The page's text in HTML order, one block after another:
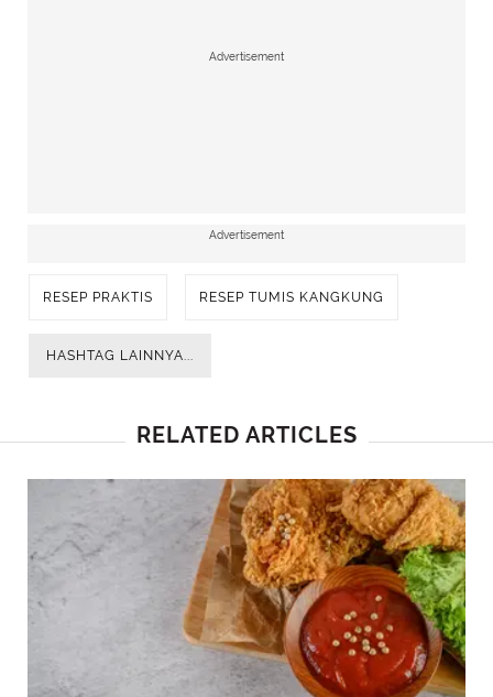
Advertisement
Advertisement
RESEP PRAKTIS RESEP TUMIS KANGKUNG
HASHTAG LAINNYA...
RELATED ARTICLES